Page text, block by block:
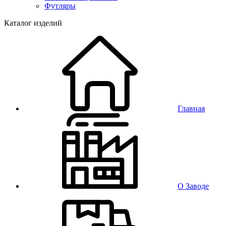
Футляры
Каталог изделий
Главная
О Заводе